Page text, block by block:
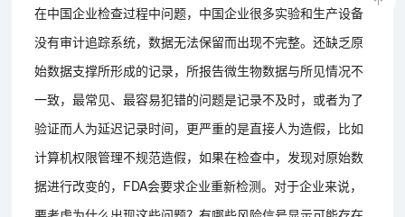
在中国企业检查过程中问题，中国企业很多实验和生产设备
没有审计追踪系统，数据无法保留而出现不完整。还缺乏原
始数据支撑所形成的记录，所报告微生物数据与所见情况不
一致，最常见、最容易犯错的问题是记录不及时，或者为了
验证而人为延迟记录时间，更严重的是直接人为造假，比如
计算机权限管理不规范造假，如果在检查中，发现对原始数
据进行改变的，FDA会要求企业重新检测。对于企业来说，